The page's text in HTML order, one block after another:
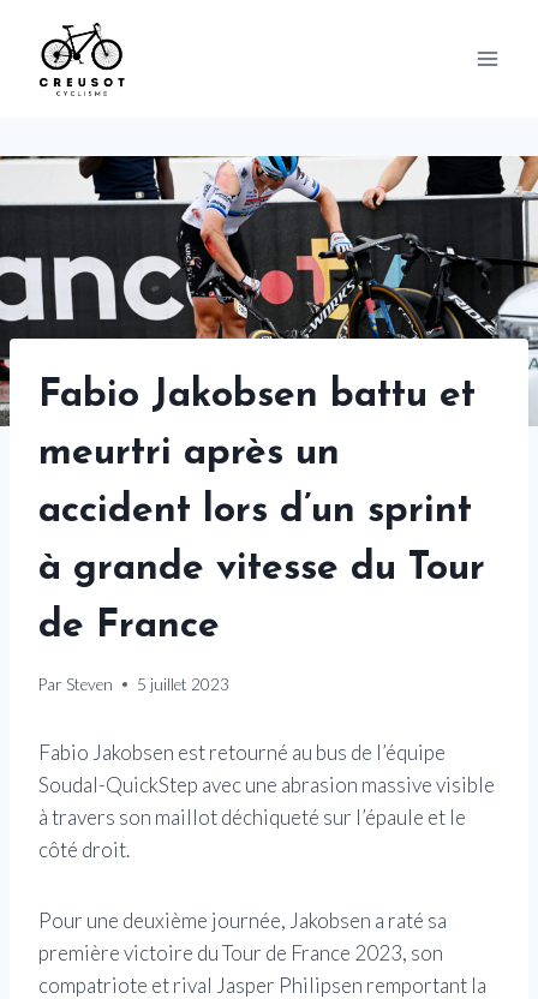
content
Fabio Jakobsen battu et
meurtri après un
accident lors d’un sprint
à grande vitesse du Tour
de France
Par Steven 5 juillet 2023
Fabio Jakobsen est retourné au bus de l’équipe
Soudal-QuickStep avec une abrasion massive visible
à travers son maillot déchiqueté sur l’épaule et le
côté droit.
Pour une deuxième journée, Jakobsen a raté sa
première victoire du Tour de France 2023, son
compatriote et rival Jasper Philipsen remportant la